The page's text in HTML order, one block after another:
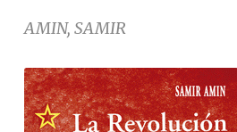
AMIN, SAMIR